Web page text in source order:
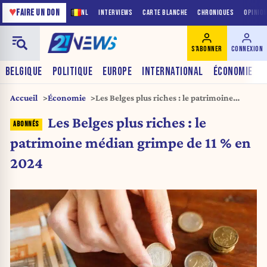
NL INTERVIEWS CARTE BLANCHE CHRONIQUES
♥FAIRE UN DON
BELGIQUE POLITIQUE EUROPE INTERNATIONAL ÉCONOMIE
S'ABONNER CONNEXION
Accueil Économie
Les Belges plus riches : le patrimoine
Les Belges plus riches : le
patrimoine médian grimpe de 11 % en
2024